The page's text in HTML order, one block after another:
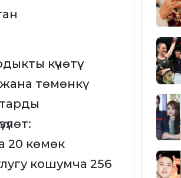
күчөтүү
төмөнкү
20 көмөк
кошумча 256